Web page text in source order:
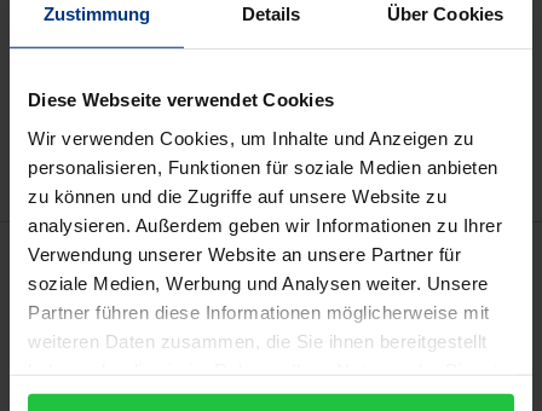
Zustimmung Details Über Cookies
Diese Webseite verwendet Cookies
Wir verwenden Cookies, um Inhalte und Anzeigen zu
personalisieren, Funktionen für soziale Medien anbieten
zu können und die Zugriffe auf unsere Website zu
analysieren. Außerdem geben wir Informationen zu Ihrer
Verwendung unserer Website an unsere Partner für
soziale Medien, Werbung und Analysen weiter. Unsere
Partner führen diese Informationen möglicherweise mit
weiteren Daten zusammen, die Sie ihnen bereitgestellt
gesammelt haben.
Zur Wunschliste hinzufügen
Hinweise zu Versandkosten
Beschreibung
Das Werk stellt die Rechtsfragen der
Kunstbewertung im Steuerrecht und Zivilrecht
systematisch dar und erarbeitet rechtliche